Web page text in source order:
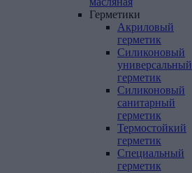
Герметики
Акриловый
герметик
Силиконовый
универсальный
герметик
Силиконовый
санитарный
герметик
Термостойкий
герметик
Специальный
герметик